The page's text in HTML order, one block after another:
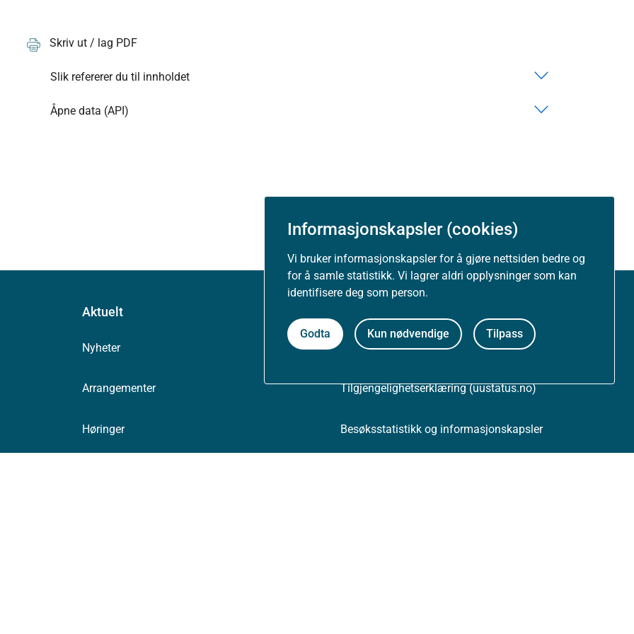
Informasjonskapsler (cookies)
Vi bruker informasjonskapsler for å gjøre nettsiden bedre og
for å samle statistikk. Vi lagrer aldri opplysninger som kan
identifisere deg som person.
Godta Kun nødvendige Tilpass
Skriv ut / lag PDF
Slik refererer du til innholdet
Åpne data (API)
Aktuelt
Nyheter
Arrangementer
Høringer
Personvernerklæring
Tilgjengelighetserklæring (uustatus.no)
Besøksstatistikk og informasjonskapsler